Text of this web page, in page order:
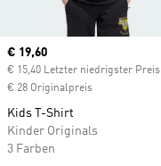
Current price
€ 19,60
€ 15,40 Letzter niedrigster Preis
€ 28 Originalpreis
Kids T-Shirt
Kinder Originals
3 Farben